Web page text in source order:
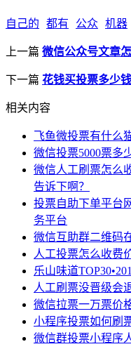
自己的 都有 公众 机器
上一篇 微信公众号文章
下一篇 花钱买投票多少
相关内容
飞鱼微投票有什么
微信投票5000票多
微信人工刷票怎么
告诉下啊？
投票自助下单平台
务平台
微信互助群二维码
人工投票怎么收费
乐山味道
人工刷票没晋级会
微信拉票一万票价
小程序投票如何刷
微信群投票小程序